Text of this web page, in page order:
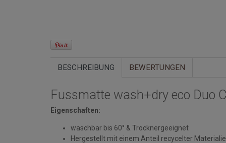
BESCHREIBUNG BEWERTUNGEN
Fussmatte wash+dry eco Duo
Eigenschaften:
waschbar bis 60° & Trocknergeeignet
Hergestellt mit einem Anteil recycelter